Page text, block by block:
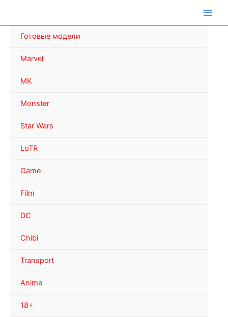
Готовые модели
Marvel
MK
Monster
Star Wars
LoTR
Game
Film
DC
Chibi
Transport
Anime
18+